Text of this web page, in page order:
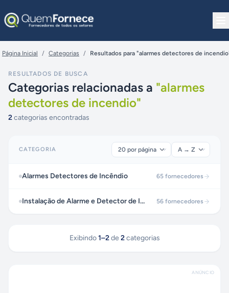
Página Inicial / Categorias / Resultados para "alarmes detectores de
RESULTADOS DE BUSCA
Categorias relacionadas a "alarmes
detectores de incendio"
2categorias encontradas
CATEGORIA
Alarmes Detectores de Incêndio 65 fornecedores
Instalação de Alarme e Detector de Incêndio 56 fornecedores
Exibindo 1–2 de 2 categorias
ANÚNCIO